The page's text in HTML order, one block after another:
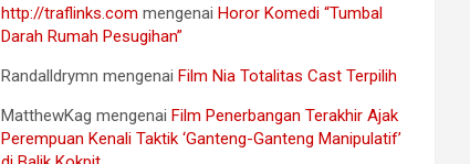
http://traflinks.com mengenai Horor Komedi “Tumbal
Darah Rumah Pesugihan”
Randalldrymn mengenai Film Nia Totalitas Cast Terpilih
MatthewKag mengenai Film Penerbangan Terakhir Ajak
Perempuan Kenali Taktik ‘Ganteng-Ganteng Manipulatif’